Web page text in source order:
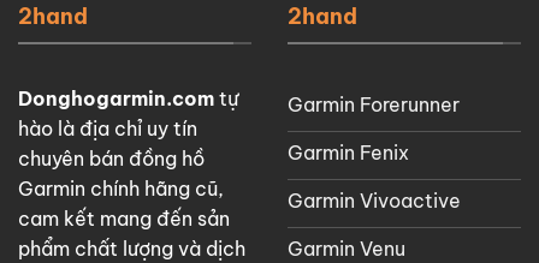
2hand
Donghogarmin.com tự
hào là địa chỉ uy tín
chuyên bán đồng hồ
Garmin chính hãng cũ,
cam kết mang đến sản
phẩm chất lượng và dịch
2hand
Garmin Forerunner
Garmin Fenix
Garmin Vivoactive
Garmin Venu